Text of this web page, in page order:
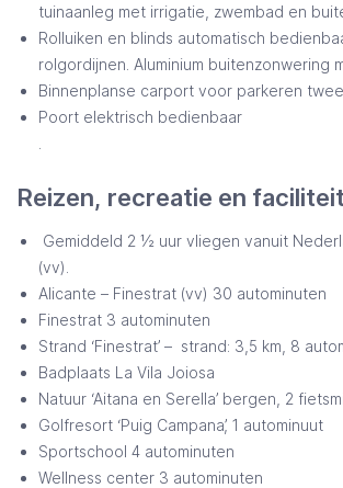
tuinaanleg met irrigatie, zwembad en
Rolluiken en blinds automatisch
rolgordijnen. Aluminium buitenzonwering
Binnenplanse carport voor parkeren twee
Poort elektrisch bedienbaar
Reizen, recreatie en
Gemiddeld 2 ½ uur vliegen vanuit
(vv).
Alicante – Finestrat (vv) 30 autominuten
Finestrat 3 autominuten
Strand ‘Finestrat’ – strand: 3,5 km, 8
Badplaats La Vila Joiosa
Natuur ‘Aitana en Serella’ bergen, 2
Golfresort ‘Puig Campana’, 1 autominuut
Sportschool 4 autominuten
Wellness center 3 autominuten